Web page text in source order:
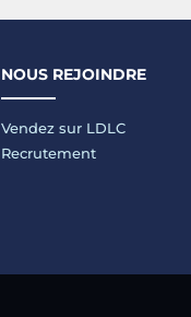
NOUS REJOINDRE
Vendez sur LDLC
Recrutement